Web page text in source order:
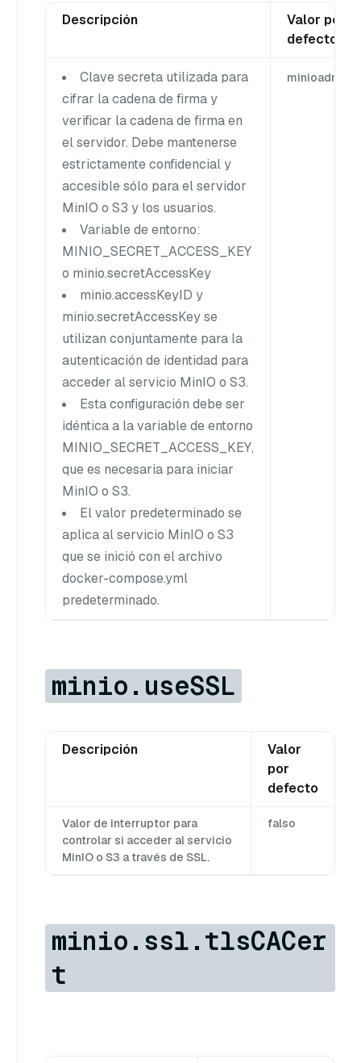
Descripción
Valor por
defecto
Clave secreta utilizada para
cifrar la cadena de firma y
verificar la cadena de firma en
el servidor. Debe mantenerse
estrictamente confidencial y
accesible sólo para el servidor
MinIO o S3 y los usuarios.
Variable de entorno:
MINIO_SECRET_ACCESS_KEY
o minio.secretAccessKey
minio.accessKeyID y
minio.secretAccessKey se
utilizan conjuntamente para la
autenticación de identidad para
acceder al servicio MinIO o S3.
Esta configuración debe ser
idéntica a la variable de entorno
MINIO_SECRET_ACCESS_KEY,
que es necesaria para iniciar
MinIO o S3.
El valor predeterminado se
aplica al servicio MinIO o S3
que se inició con el archivo
docker-compose.yml
predeterminado.
minioadmin
minio.useSSL
Descripción
Valor
por
defecto
Valor de interruptor para
controlar si acceder al servicio
MinIO o S3 a través de SSL.
falso
minio.ssl.tlsCACer
t